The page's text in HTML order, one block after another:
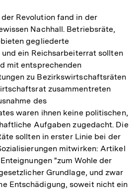
Revolution fand in der
Nachhall. Betriebsräte,
gegliederte
ein Reichsarbeiterrat sollten
mit entsprechenden
zu Bezirkswirtschaftsräten
zusammentreten
des
waren ihnen keine politischen,
Aufgaben zugedacht. Die
sollten in erster Linie bei der
mitwirken: Artikel
"zum Wohle der
Grundlage, und zwar
Entschädigung, soweit nicht ein